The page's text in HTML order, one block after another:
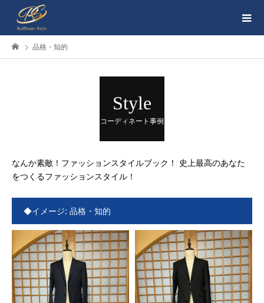
品格・知的
Style
コーディネート事例
なんか素敵！ファッションスタイルブック！ 史上最高のあなた
をつくるファッションスタイル！
◆イメージ: 品格・知的